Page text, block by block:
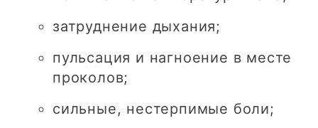
затруднение дыхания;
пульсация и нагноение в месте
проколов;
сильные, нестерпимые боли;